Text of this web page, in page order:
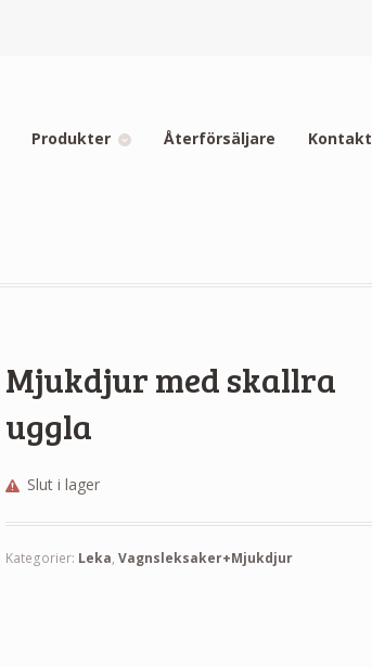
Produkter Återförsäljare Kontakt
Mjukdjur med skallra
uggla
Slut i lager
Kategorier: Leka, Vagnsleksaker+Mjukdjur